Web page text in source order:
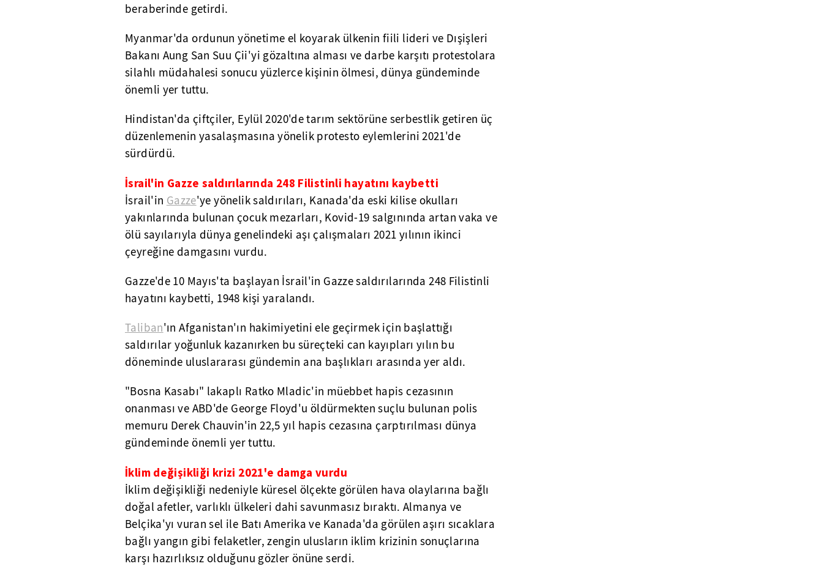
beraberinde getirdi.
Myanmar'da ordunun yönetime el koyarak ülkenin fiili lideri ve Dışişleri
Bakanı Aung San Suu Çii'yi gözaltına alması ve darbe karşıtı protestolara
silahlı müdahalesi sonucu yüzlerce kişinin ölmesi, dünya gündeminde
önemli yer tuttu.
Hindistan'da çiftçiler, Eylül 2020'de tarım sektörüne serbestlik getiren üç
düzenlemenin yasalaşmasına yönelik protesto eylemlerini 2021'de
sürdürdü.
İsrail'in Gazze saldırılarında 248 Filistinli hayatını kaybetti
İsrail'in Gazze'ye yönelik saldırıları, Kanada'da eski kilise okulları
yakınlarında bulunan çocuk mezarları, Kovid-19 salgınında artan vaka ve
ölü sayılarıyla dünya genelindeki aşı çalışmaları 2021 yılının ikinci
çeyreğine damgasını vurdu.
Gazze'de 10 Mayıs'ta başlayan İsrail'in Gazze saldırılarında 248 Filistinli
hayatını kaybetti, 1948 kişi yaralandı.
Taliban'ın Afganistan'ın hakimiyetini ele geçirmek için başlattığı
saldırılar yoğunluk kazanırken bu süreçteki can kayıpları yılın bu
döneminde uluslararası gündemin ana başlıkları arasında yer aldı.
"Bosna Kasabı" lakaplı Ratko Mladic'in müebbet hapis cezasının
onanması ve ABD'de George Floyd'u öldürmekten suçlu bulunan polis
memuru Derek Chauvin'in 22,5 yıl hapis cezasına çarptırılması dünya
gündeminde önemli yer tuttu.
İklim değişikliği krizi 2021'e damga vurdu
İklim değişikliği nedeniyle küresel ölçekte görülen hava olaylarına bağlı
doğal afetler, varlıklı ülkeleri dahi savunmasız bıraktı. Almanya ve
Belçika'yı vuran sel ile Batı Amerika ve Kanada'da görülen aşırı sıcaklara
bağlı yangın gibi felaketler, zengin ulusların iklim krizinin sonuçlarına
karşı hazırlıksız olduğunu gözler önüne serdi.